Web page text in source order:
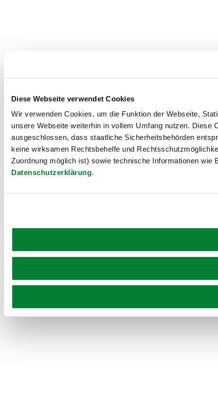
Diese Webseite verwendet Cookies
Wir verwenden Cookies, um die Funktion der Webseite,
unsere Webseite weiterhin in vollem Umfang nutzen.
ausgeschlossen, dass staatliche Sicherheitsbehörden
keine wirksamen Rechtsbehelfe und
Zuordnung möglich ist) sowie technische Informationen
Datenschutzerklärung.